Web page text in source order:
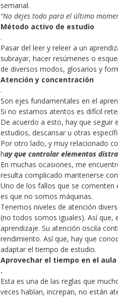
semanal.
“No dejes todo para el último
Método activo de estudio
.
Pasar del leer y releer a un
subrayar, hacer resúmenes o
de diversos modos, glosarios y
Atención y concentración
.
Son ejes fundamentales en el
Si no estamos atentos es difícil
De acuerdo a esto, hay que
estudios, descansar u otras
Por otro lado, y muy relacionado
hay que controlar elementos
En muchas ocasiones, me
resulta complicado mantenerse
Uno de los fallos que se comenten
es que no somos máquinas.
Tenemos niveles de atención
(no todos somos iguales). Así que,
aprendizaje. Su atención oscila
rendimiento. Así que, hay que
adaptar el tiempo de estudio.
Aprovechar el tiempo en el aula
.
Esta es una de las reglas que
veces hablan, increpan, no están